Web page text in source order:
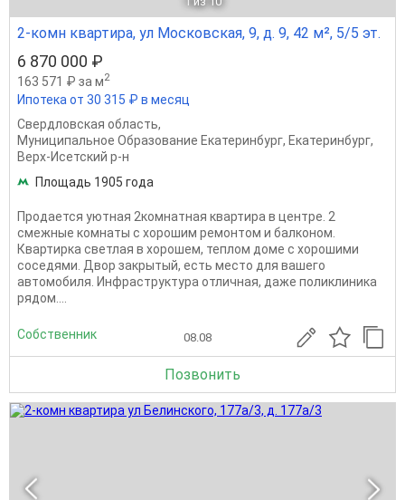
2-комн квартира, ул Московская, 9, д. 9, 42 м², 5/5 эт.
6 870 000 ₽
163 571 ₽ за м2
Ипотека от 30 315 ₽ в месяц
Свердловская область,
Муниципальное Образование Екатеринбург, Екатеринбург,
Верх-Исетский р-н
Площадь 1905 года
Продается уютная 2комнатная квартира в центре. 2
смежные комнаты с хорошим ремонтом и балконом.
Квартирка светлая в хорошем, теплом доме с хорошими
соседями. Двор закрытый, есть место для вашего
автомобиля. Инфраструктура отличная, даже поликлиника
рядом....
Собственник 08.08
Позвонить